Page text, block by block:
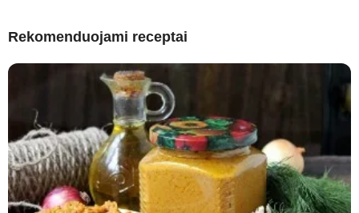
Rekomenduojami receptai